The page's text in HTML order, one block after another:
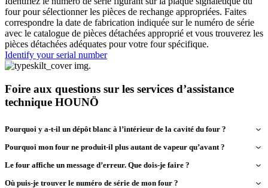
four pour sélectionner les pièces de rechange appropriées. Faites
correspondre la date de fabrication indiquée sur le numéro de série
avec le catalogue de pièces détachées approprié et vous trouverez les
pièces détachées adéquates pour votre four spécifique.
Identify your serial number
Foire aux questions sur les services d’assistance
technique HOUNÖ
Pourquoi y a-t-il un dépôt blanc à l’intérieur de la cavité du four ?
Un dépôt blanc peut indiquer la présence de calcaire ou de résidus
de savon.
Commencez par vérifier votre filtre à eau HydroShield. S’il
Pourquoi mon four ne produit-il plus autant de vapeur qu’avant ?
Une réduction de la puissance de cuisson à la vapeur peut être
causée par :
Le four affiche un message d’erreur. Que dois-je faire ?
Où puis-je trouver le numéro de série de mon four ?